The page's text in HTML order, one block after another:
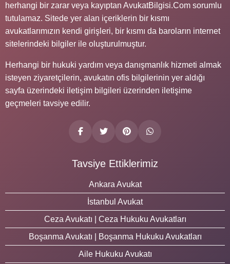
herhangi bir zarar veya kayıptan AvukatBilgisi.Com sorumlu
tutulamaz. Sitede yer alan içeriklerin bir kısmı
avukatlarımızın kendi girişleri, bir kısmı da baroların internet
sitelerindeki bilgiler ile oluşturulmuştur.
Herhangi bir hukuki yardım veya danışmanlık hizmeti almak
isteyen ziyaretçilerin, avukatın ofis bilgilerinin yer aldığı
sayfa üzerindeki iletişim bilgileri üzerinden iletişime
geçmeleri tavsiye edilir.
Tavsiye Ettiklerimiz
Ankara Avukat
İstanbul Avukat
Ceza Avukatı | Ceza Hukuku Avukatları
Boşanma Avukatı | Boşanma Hukuku Avukatları
Aile Hukuku Avukatı